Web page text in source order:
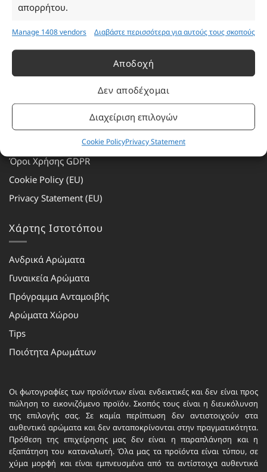
απορρήτου.
Manage 1408 vendors Διαβάστε περισσότερα για αυτούς τους σκοπούς
Αποδοχή
Δεν αποδέχομαι
Διαχείριση επιλογών
Cookie PolicyPrivacy Statement
Εταιρεία
Τρόποι Πληρωμής
Τρόποι Αποστολής
Αλλαγές – Επιστροφές
Όροι Χρήσης GDPR
Cookie Policy (EU)
Privacy Statement (EU)
Χάρτης Ιστοτόπου
Ανδρικά Αρώματα
Γυναικεία Αρώματα
Πρόγραμμα Ανταμοιβής
Αρώματα Χώρου
Tips
Ποιότητα Αρωμάτων
Οι φωτογραφίες των προϊόντων είναι ενδεικτικές και δεν είναι προς
πώληση το εικονιζόμενο προϊόν. Σκοπός τους είναι η διευκόλυνση
της επιλογής σας. Σε καμία περίπτωση δεν αντιστοιχούν στα
αυθεντικά αρώματα και δεν ανταποκρίνονται στην πραγματικότητα.
Πρόθεση της επιχείρησης μας δεν είναι η παραπλάνηση και η
εξαπάτηση του καταναλωτή. Όλα μας τα προϊόντα είναι τύπου, σε
χύμα μορφή και είναι εμπνευσμένα από τα αντίστοιχα αυθεντικά